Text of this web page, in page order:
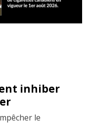
inhiber
le